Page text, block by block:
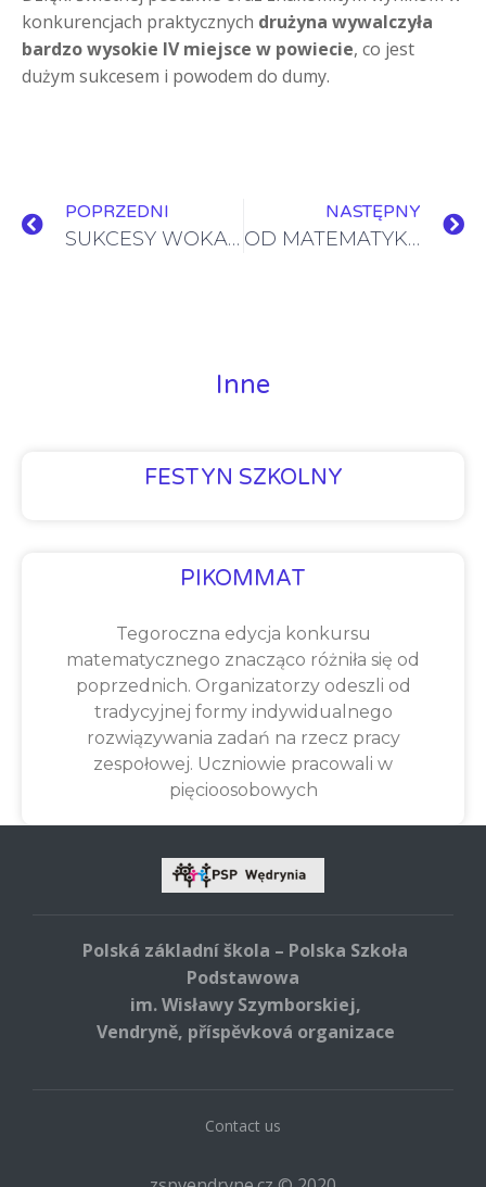
konkurencjach praktycznych drużyna wywalczyła
bardzo wysokie IV miejsce w powiecie, co jest
dużym sukcesem i powodem do dumy.
POPRZEDNI
SUKCESY WOKALNE NASZYCH UCZNIÓW
NASTĘPNY
OD MATEMATYKI DO FIZYKI – DROGA DO SUKCESU
Inne
FESTYN SZKOLNY
PIKOMMAT
Tegoroczna edycja konkursu
matematycznego znacząco różniła się od
poprzednich. Organizatorzy odeszli od
tradycyjnej formy indywidualnego
rozwiązywania zadań na rzecz pracy
zespołowej. Uczniowie pracowali w
pięcioosobowych
Polská základní škola – Polska Szkoła
Podstawowa
im. Wisławy Szymborskiej,
Vendryně, příspěvková organizace
Contact us